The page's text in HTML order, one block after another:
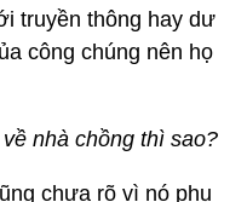
truyền thông hay dư
công chúng nên họ
nhà chồng thì sao?
chưa rõ vì nó phụ